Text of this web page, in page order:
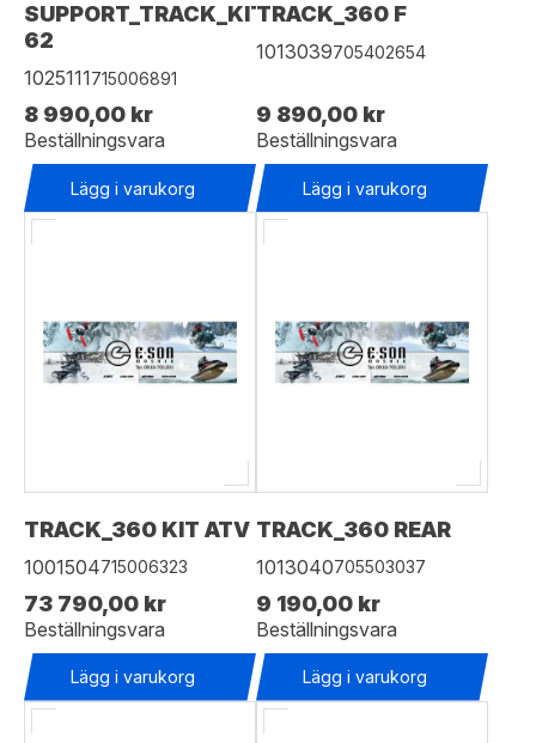
SUPPORT_TRACK_KIT_UR
62
1025111715006891
8 990,00 kr
Beställningsvara
Lägg i varukorg
TRACK_360 F
1013039705402654
9 890,00 kr
Beställningsvara
Lägg i varukorg
TRACK_360 KIT ATV
1001504715006323
73 790,00 kr
Beställningsvara
Lägg i varukorg
TRACK_360 REAR
1013040705503037
9 190,00 kr
Beställningsvara
Lägg i varukorg